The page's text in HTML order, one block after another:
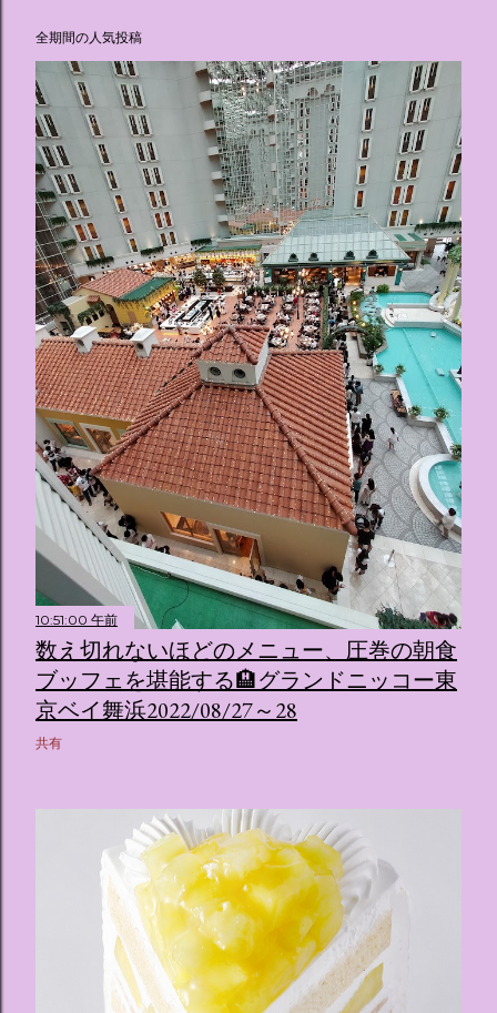
全期間の人気投稿
10:51:00 午前
数え切れないほどのメニュー、圧巻の朝食
ブッフェを堪能する🏨グランドニッコー東
京ベイ舞浜2022/08/27～28
共有